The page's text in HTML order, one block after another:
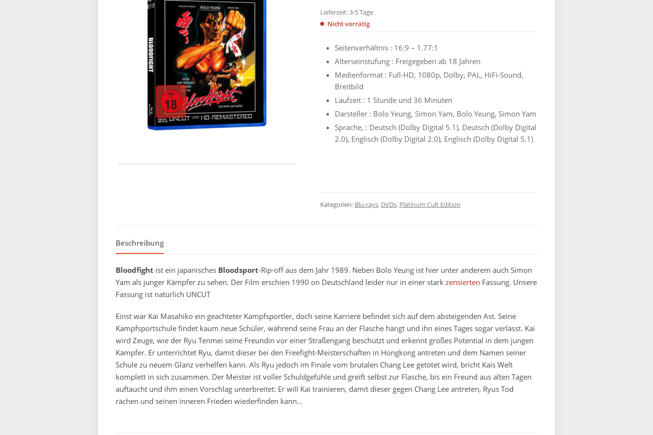
Seitenverhältnis : 16:9 – 1.77:1
Alterseinstufung : Freigegeben ab 18 Jahren
Medienformat : Full-HD, 1080p, Dolby, PAL, HiFi-Sound,
Breitbild
Laufzeit : 1 Stunde und 36 Minuten
Darsteller : Bolo Yeung, Simon Yam, Bolo Yeung, Simon Yam
Sprache, : Deutsch (Dolby Digital 5.1), Deutsch (Dolby Digital
2.0), Englisch (Dolby Digital 2.0), Englisch (Dolby Digital 5.1)
Lieferzeit:3-5 Tage
Nicht vorrätig
Kategorien: Blu-rays, DVDs, Platinum Cult Edition
Beschreibung
Bloodfight ist ein japanisches Bloodsport-Rip-off aus dem Jahr 1989. Neben Bolo Yeung ist hier unter anderem auch Simon
Yam als junger Kämpfer zu sehen. Der Film erschien 1990 on Deutschland leider nur in einer stark zensierten Fassung. Unsere
Fassung ist natürlich UNCUT
Einst war Kai Masahiko ein geachteter Kampfsportler, doch seine Karriere befindet sich auf dem absteigenden Ast. Seine
Kampfsportschule findet kaum neue Schüler, während seine Frau an der Flasche hängt und ihn eines Tages sogar verlässt. Kai
wird Zeuge, wie der Ryu Tenmei seine Freundin vor einer Straßengang beschützt und erkennt großes Potential in dem jungen
Kämpfer. Er unterrichtet Ryu, damit dieser bei den Freefight-Meisterschaften in Hongkong antreten und dem Namen seiner
Schule zu neuem Glanz verhelfen kann. Als Ryu jedoch im Finale vom brutalen Chang Lee getötet wird, bricht Kais Welt
komplett in sich zusammen. Der Meister ist voller Schuldgefühle und greift selbst zur Flasche, bis ein Freund aus alten Tagen
auftaucht und ihm einen Vorschlag unterbreitet: Er will Kai trainieren, damit dieser gegen Chang Lee antreten, Ryus Tod
rächen und seinen inneren Frieden wiederfinden kann…